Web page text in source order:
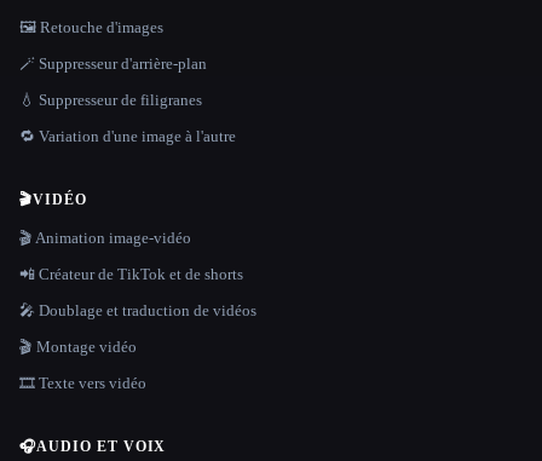
🖼️ Retouche d'images
🪄 Suppresseur d'arrière-plan
💧 Suppresseur de filigranes
🔁 Variation d'une image à l'autre
🎬VIDÉO
🎬 Animation image-vidéo
📲 Créateur de TikTok et de shorts
🎤 Doublage et traduction de vidéos
🎬 Montage vidéo
🎞️ Texte vers vidéo
🎧AUDIO ET VOIX